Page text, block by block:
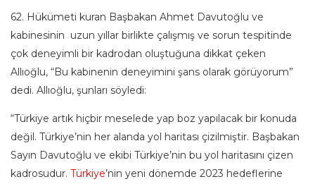
62. Hükümeti kuran Başbakan Ahmet Davutoğlu ve
kabinesinin uzun yıllar birlikte çalışmış ve sorun tespitinde
çok deneyimli bir kadrodan oluştuğuna dikkat çeken
Allıoğlu, “Bu kabinenin deneyimini şans olarak görüyorum”
dedi. Allıoğlu, şunları söyledi:
“Türkiye artık hiçbir meselede yap boz yapılacak bir konuda
değil. Türkiye’nin her alanda yol haritası çizilmiştir. Başbakan
Sayın Davutoğlu ve ekibi Türkiye’nin bu yol haritasını çizen
kadrosudur. Türkiye’nin yeni dönemde 2023 hedeflerine